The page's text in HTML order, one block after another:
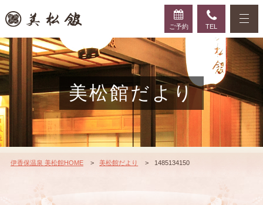
ご予約 TEL
美松館だより
伊香保温泉 美松館HOME 美松館だより 1485134150